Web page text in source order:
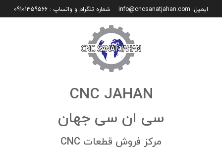
ایمیل: info@cncsanatjahan.com شماره تلگرام و واتساپ : 09101359566
CNC JAHAN
سی ان سی جهان
مرکز فروش قطعات CNC